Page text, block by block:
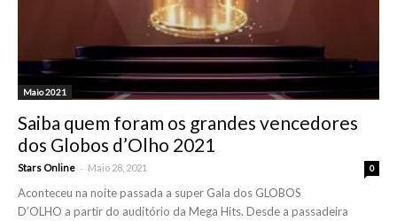
Maio 2021
Saiba quem foram os grandes vencedores
dos Globos d’Olho 2021
Stars Online - Maio 28, 2021 0
Aconteceu na noite passada a super Gala dos GLOBOS
D’OLHO a partir do auditório da Mega Hits. Desde a passadeira